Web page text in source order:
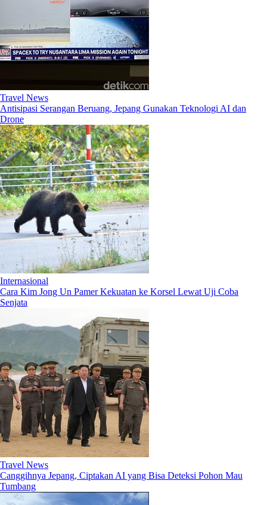
Travel News
Antisipasi Serangan Beruang, Jepang Gunakan Teknologi AI dan
Drone
Internasional
Cara Kim Jong Un Pamer Kekuatan ke Korsel Lewat Uji Coba
Senjata
Travel News
Canggihnya Jepang, Ciptakan AI yang Bisa Deteksi Pohon Mau
Tumbang